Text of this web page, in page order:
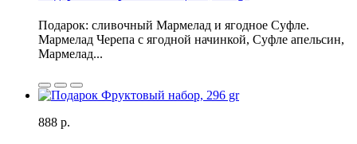
Подарок: сливочный Мармелад и ягодное Суфле.
Мармелад Черепа с ягодной начинкой, Суфле апельсин,
Мармелад...
888 р.